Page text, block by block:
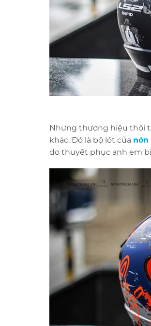
Nhưng thương hiệu thôi
khác. Đó là bộ lót của nón
do thuyết phục anh em